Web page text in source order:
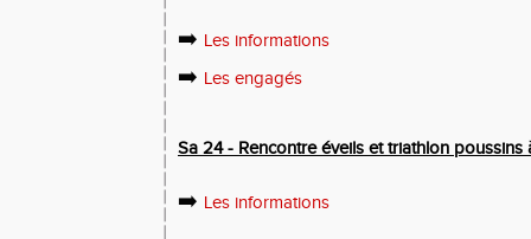
➡️ Les informations
➡️ Les engagés
Sa 24 - Rencontre éveils et triathlon poussins
➡️ Les informations